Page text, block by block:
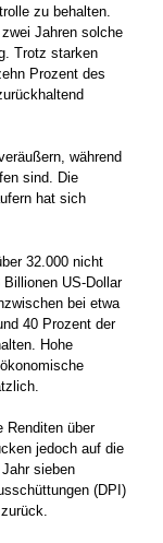
zu behalten.
Jahren solche
Trotz starken
Prozent des
während
sind. Die
hat sich
32.000 nicht
US-Dollar
bei etwa
40 Prozent der
Hohe
Renditen über
jedoch auf die
sieben
(DPI)